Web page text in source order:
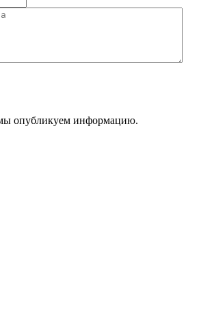
опубликуем информацию.